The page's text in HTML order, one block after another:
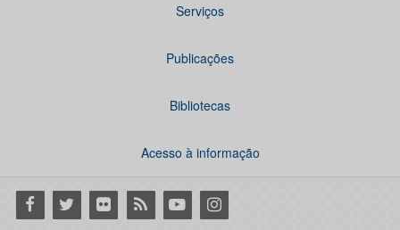
Serviços
Publicações
Bibliotecas
Acesso à informação
Facebook
Twitter Flickr RSS YoutubeInstagram